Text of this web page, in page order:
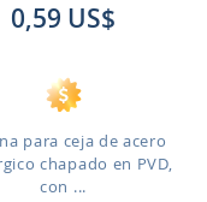
0,59 US$
para ceja de acero
chapado en PVD,
con ...